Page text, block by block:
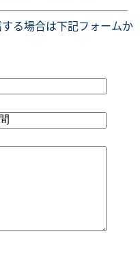
する場合は下記フォームか